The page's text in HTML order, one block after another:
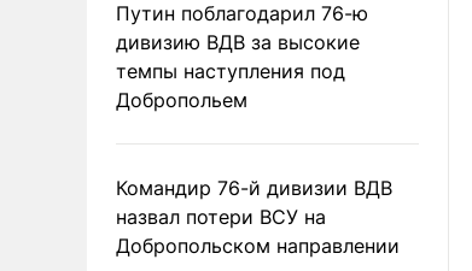
Путин поблагодарил 76-ю
дивизию ВДВ за высокие
темпы наступления под
Добропольем
Командир 76-й дивизии ВДВ
назвал потери ВСУ на
Добропольском направлении